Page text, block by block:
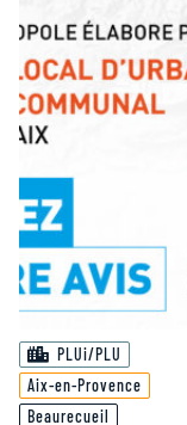
PLUi/PLU
Aix-en-Provence
Beaurecueil